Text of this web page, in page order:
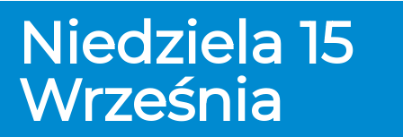
CK105 oraz na portalu
KupBilecik.pl W cenie biletu płyta
– Rafał Dubicki „Story About
Emotions” w prezencie!
Niedziela 15
Września